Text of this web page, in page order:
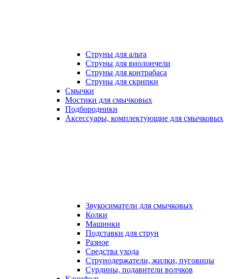
Струны для альта
Струны для виолончели
Струны для контрабаса
Струны для скрипки
Смычки
Мостики для смычковых
Подбородники
Аксеcсуары, комплектующие для смычковых
Звукосиматели для смычковых
Колки
Машинки
Подставки для струн
Разное
Средства ухода
Струнодержатели, жилки, пуговицы
Сурдины, подавители волчков